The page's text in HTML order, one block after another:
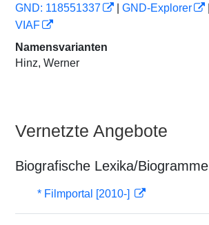
GND: 118551337
GND-Explorer
VIAF
Namensvarianten
Hinz, Werner
Vernetzte Angebote
Biografische Lexika/Biogramme
* Filmportal [2010-]